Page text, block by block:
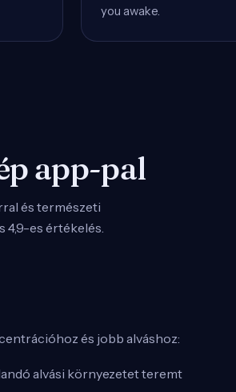
you awake.
app-pal
és természeti
4,9-es értékelés.
és jobb alváshoz:
alvási környezetet teremt